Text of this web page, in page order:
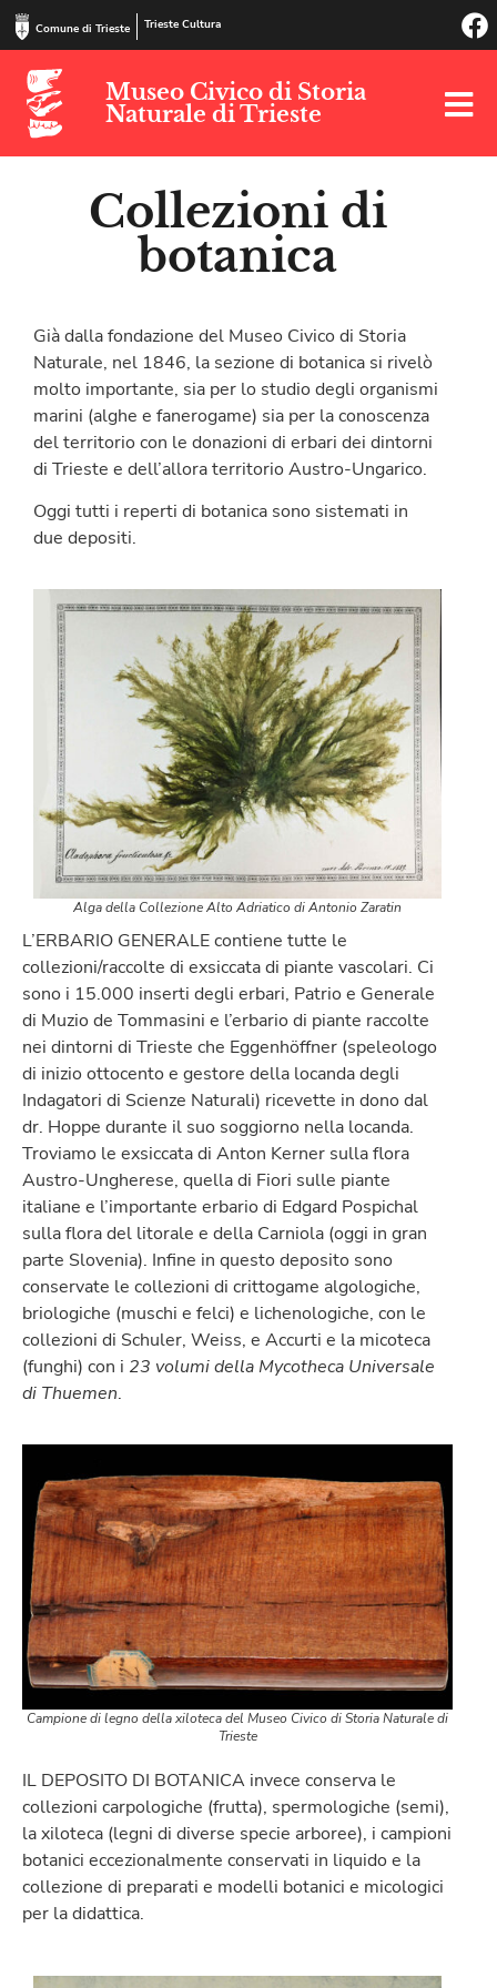
Comune di Trieste Trieste Cultura
Museo Civico di Storia
Naturale di Trieste
Collezioni di
botanica
Già dalla fondazione del Museo Civico di Storia
Naturale, nel 1846, la sezione di botanica si rivelò
molto importante, sia per lo studio degli organismi
marini (alghe e fanerogame) sia per la conoscenza
del territorio con le donazioni di erbari dei dintorni
di Trieste e dell’allora territorio Austro-Ungarico.
Oggi tutti i reperti di botanica sono sistemati in
due depositi.
Alga della Collezione Alto Adriatico di Antonio Zaratin
L’ERBARIO GENERALE contiene tutte le
collezioni/raccolte di exsiccata di piante vascolari. Ci
sono i 15.000 inserti degli erbari, Patrio e Generale
di Muzio de Tommasini e l’erbario di piante raccolte
nei dintorni di Trieste che Eggenhöffner (speleologo
di inizio ottocento e gestore della locanda degli
Indagatori di Scienze Naturali) ricevette in dono dal
dr. Hoppe durante il suo soggiorno nella locanda.
Troviamo le exsiccata di Anton Kerner sulla flora
Austro-Ungherese, quella di Fiori sulle piante
italiane e l’importante erbario di Edgard Pospichal
sulla flora del litorale e della Carniola (oggi in gran
parte Slovenia). Infine in questo deposito sono
conservate le collezioni di crittogame algologiche,
briologiche (muschi e felci) e lichenologiche, con le
collezioni di Schuler, Weiss, e Accurti e la micoteca
(funghi) con i 23 volumi della Mycotheca Universale
di Thuemen.
Campione di legno della xiloteca del Museo Civico di Storia Naturale di
Trieste
IL DEPOSITO DI BOTANICA invece conserva le
collezioni carpologiche (frutta), spermologiche (semi),
la xiloteca (legni di diverse specie arboree), i campioni
botanici eccezionalmente conservati in liquido e la
collezione di preparati e modelli botanici e micologici
per la didattica.